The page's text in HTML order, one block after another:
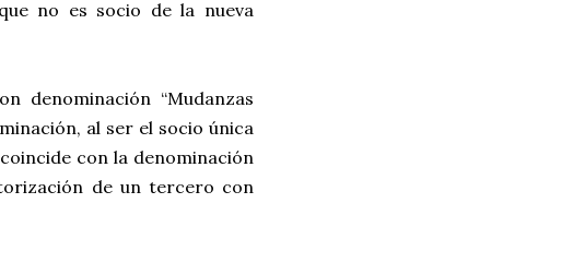
no es socio de la nueva
denominación “Mudanzas
al ser el socio única
con la denominación
de un tercero con